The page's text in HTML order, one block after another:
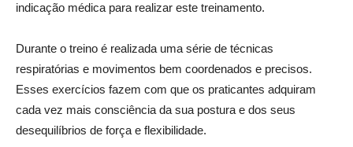
indicação médica para realizar este treinamento.
Durante o treino é realizada uma série de técnicas
respiratórias e movimentos bem coordenados e precisos.
Esses exercícios fazem com que os praticantes adquiram
cada vez mais consciência da sua postura e dos seus
desequilíbrios de força e flexibilidade.